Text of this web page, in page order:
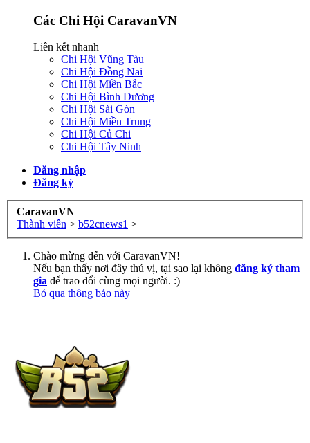
Các Chi Hội CaravanVN
Liên kết nhanh
Chi Hội Vũng Tàu
Chi Hội Đồng Nai
Chi Hội Miền Bắc
Chi Hội Bình Dương
Chi Hội Sài Gòn
Chi Hội Miền Trung
Chi Hội Củ Chi
Chi Hội Tây Ninh
Đăng nhập
Đăng ký
CaravanVN
Thành viên > b52cnews1 >
Chào mừng đến với CaravanVN!
Nếu bạn thấy nơi đây thú vị, tại sao lại không đăng ký tham
gia để trao đổi cùng mọi người. :)
Bỏ qua thông báo này